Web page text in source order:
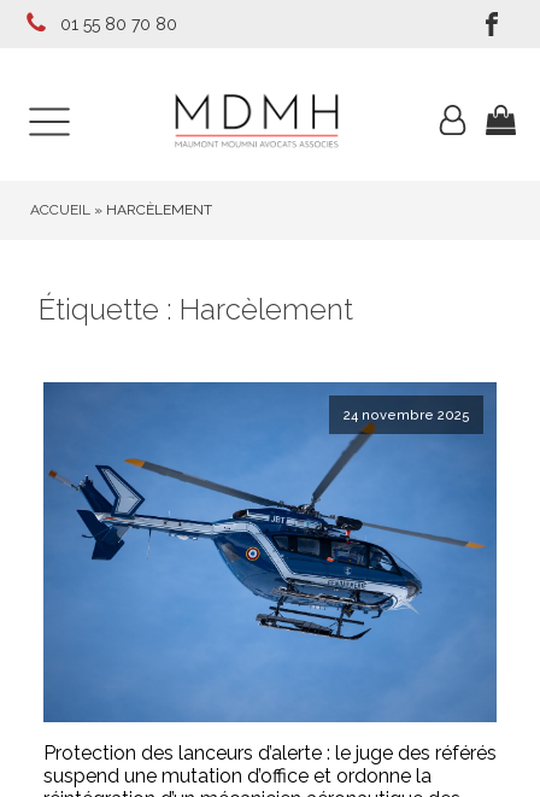
01 55 80 70 80
ACCUEIL » HARCÈLEMENT
Étiquette : Harcèlement
24 novembre 2025
Protection des lanceurs d’alerte : le juge des référés
suspend une mutation d’office et ordonne la